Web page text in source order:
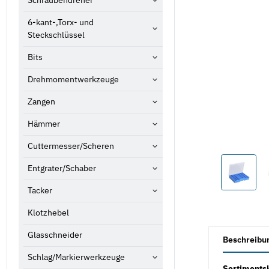
6-kant-,Torx- und
Steckschlüssel
Bits
Drehmomentwerkzeuge
Zangen
Hämmer
Cuttermesser/Scheren
Entgrater/Schaber
Tacker
Klotzhebel
Glasschneider
Schlag/Markierwerkzeuge